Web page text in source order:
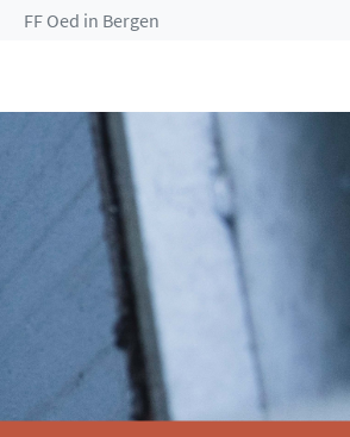
FF Oed in Bergen